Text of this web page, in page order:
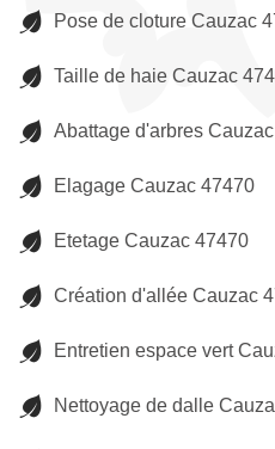
Pose de cloture Cauzac
Taille de haie Cauzac
Abattage d'arbres
Elagage Cauzac 47470
Etetage Cauzac 47470
Création d'allée Cauzac
Entretien espace vert
Nettoyage de dalle